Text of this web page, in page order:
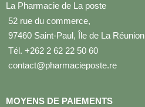
La Pharmacie de La poste
52 rue du commerce,
97460 Saint-Paul, Île de La Réunion
Tél. +262 2 62 22 50 60
contact@pharmacieposte.re
MOYENS DE PAIEMENTS